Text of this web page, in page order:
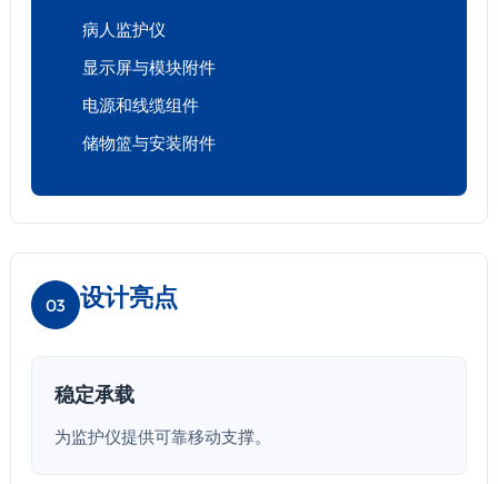
病人监护仪
显示屏与模块附件
电源和线缆组件
储物篮与安装附件
03 设计亮点
稳定承载
为监护仪提供可靠移动支撑。